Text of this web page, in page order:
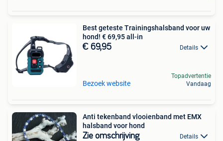
Best geteste Trainingshalsband voor uw
hond! € 69,95 all-in
€ 69,95 Details
Bezoek website
Topadvertentie
Vandaag
Anti tekenband vlooienband met EMX
halsband voor hond
Zie omschrijving Details